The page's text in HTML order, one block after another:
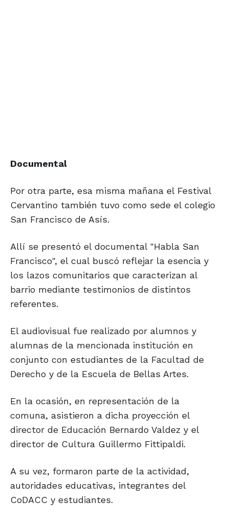
Documental
Por otra parte, esa misma mañana el Festival
Cervantino también tuvo como sede el colegio
San Francisco de Asís.
Allí se presentó el documental "Habla San
Francisco", el cual buscó reflejar la esencia y
los lazos comunitarios que caracterizan al
barrio mediante testimonios de distintos
referentes.
El audiovisual fue realizado por alumnos y
alumnas de la mencionada institución en
conjunto con estudiantes de la Facultad de
Derecho y de la Escuela de Bellas Artes.
En la ocasión, en representación de la
comuna, asistieron a dicha proyección el
director de Educación Bernardo Valdez y el
director de Cultura Guillermo Fittipaldi.
A su vez, formaron parte de la actividad,
autoridades educativas, integrantes del
CoDACC y estudiantes.